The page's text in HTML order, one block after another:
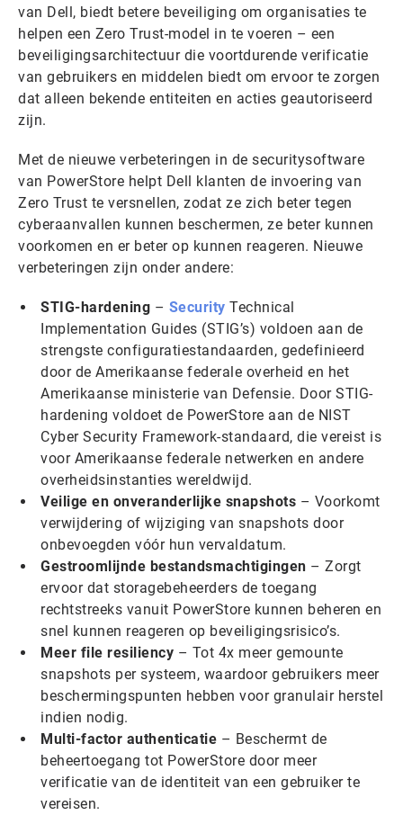
van Dell, biedt betere beveiliging om organisaties te
helpen een Zero Trust-model in te voeren – een
beveiligingsarchitectuur die voortdurende verificatie
van gebruikers en middelen biedt om ervoor te zorgen
dat alleen bekende entiteiten en acties geautoriseerd
zijn.
Met de nieuwe verbeteringen in de securitysoftware
van PowerStore helpt Dell klanten de invoering van
Zero Trust te versnellen, zodat ze zich beter tegen
cyberaanvallen kunnen beschermen, ze beter kunnen
voorkomen en er beter op kunnen reageren. Nieuwe
verbeteringen zijn onder andere:
STIG-hardening – Security Technical
Implementation Guides (STIG’s) voldoen aan de
strengste configuratiestandaarden, gedefinieerd
door de Amerikaanse federale overheid en het
Amerikaanse ministerie van Defensie. Door STIG-
hardening voldoet de PowerStore aan de NIST
Cyber Security Framework-standaard, die vereist is
voor Amerikaanse federale netwerken en andere
overheidsinstanties wereldwijd.
Veilige en onveranderlijke snapshots – Voorkomt
verwijdering of wijziging van snapshots door
onbevoegden vóór hun vervaldatum.
Gestroomlijnde bestandsmachtigingen – Zorgt
ervoor dat storagebeheerders de toegang
rechtstreeks vanuit PowerStore kunnen beheren en
snel kunnen reageren op beveiligingsrisico’s.
Meer file resiliency – Tot 4x meer gemounte
snapshots per systeem, waardoor gebruikers meer
beschermingspunten hebben voor granulair herstel
indien nodig.
Multi-factor authenticatie – Beschermt de
beheertoegang tot PowerStore door meer
verificatie van de identiteit van een gebruiker te
vereisen.